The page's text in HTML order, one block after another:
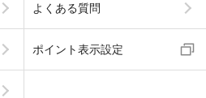
よくある質問
ポイント表示設定